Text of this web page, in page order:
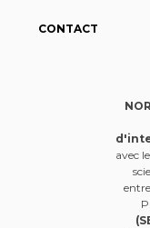
CONTACT
avec